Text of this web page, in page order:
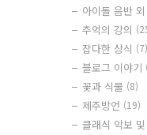
아이돌 음반 외
추억의 강의
잡다한 상식 (7)
블로그 이야기
꽃과 식물 (8)
제주방언 (19)
클래식 악보